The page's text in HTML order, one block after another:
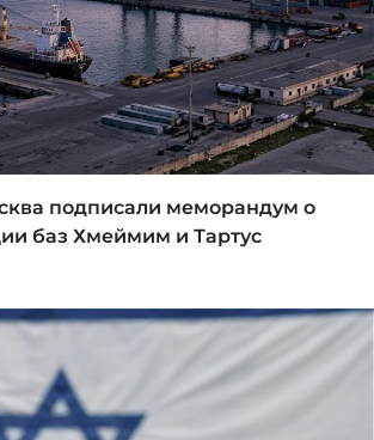
подписали меморандум о
баз Хмеймим и Тартус